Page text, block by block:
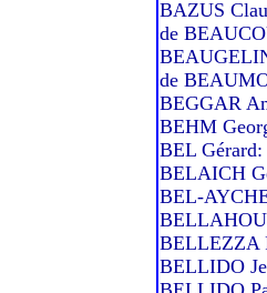
BAZUS
de
de
BEGGAR
BEHM
BEL Gérard:
BELAICH
BEL-
BELLEZZA
BELLIDO